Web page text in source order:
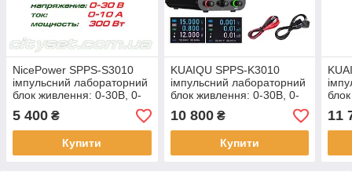
NicePower SPPS-S3010
імпульсний лабораторний
блок живлення: 0-30В, 0-
10А
5 400 ₴
Купити
KUAIQU SPPS-K3010
імпульсний лабораторний
блок живлення: 0-30В, 0-
10А, графічний дисплей
10 800₴
Купити
11